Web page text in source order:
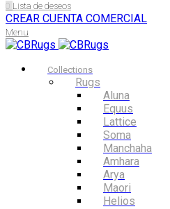
0 Lista de deseos
CREAR CUENTA COMERCIAL
Menu
Collections
Rugs
Aluna
Equus
Lattice
Soma
Manchaha
Amhara
Arya
Maori
Helios